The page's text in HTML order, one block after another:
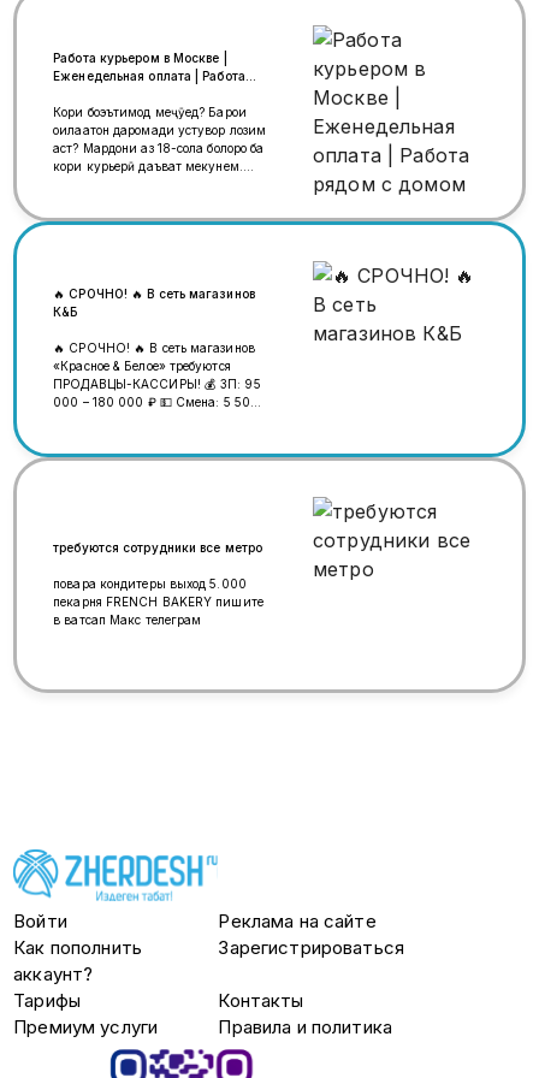
Работа курьером в Москве |
Еженедельная оплата | Работа
Кори боэътимод меҷӯед? Барои
оилаатон даромади устувор лозим
аст? Мардони аз 18-сола болоро ба
кори курьерӣ даъват мекунем.
₽ барои як смена. Аз 34 000 ₽ дар
мешавад. Ҷарима нест. Имрӯз
ҳам метавонед оғоз кунед. Ба чат
ҷавоб медиҳем.
🔥 СРОЧНО! 🔥 В сеть магазинов
К&Б
🔥 СРОЧНО! 🔥 В сеть магазинов
«Красное & Белое» требуются
ПРОДАВЦЫ-КАССИРЫ! 💰 ЗП: 95
000 – 180 000 ₽ 💵 Смена: 5 500 –
Выплаты 3 раза в месяц 📈
тармагына КАССИР-САТУУЧУЛАР
000 ₽ 💵 Смена: 5 500 – 6 500 ₽
📅 График: 2/2, 3/3, 5/2 📄 Расмий
жумуш 💳 Айлык айына 3 жолу 📈
требуются сотрудники все метро
повара кондитеры выход 5.000
пекарня FRENCH BAKERY пишите
в ватсап Макс телеграм
Войти
Реклама на сайте
Как пополнить
аккаунт?
Зарегистрироваться
Тарифы
Контакты
Премиум услуги
Правила и политика